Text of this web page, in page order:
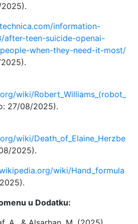
information-
teen-suicide-openai-
when-they-need-it-most/
wiki/Robert_Williams_(robot_
27/08/2025).
wiki/Death_of_Elaine_Herzbe
2025).
wiki/Hand_formula
u Dodatku: